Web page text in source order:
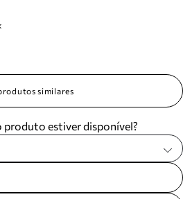
devoluções e mais.
e solicite devoluções.
similares
produto estiver disponível?